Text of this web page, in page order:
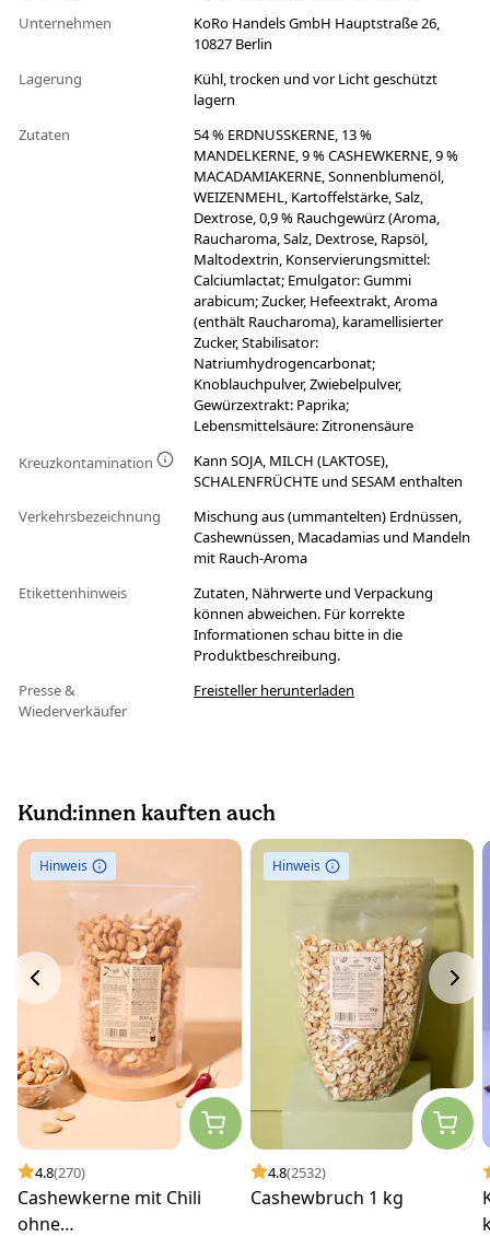
Unternehmen
KoRo Handels GmbH Hauptstraße 26,
10827 Berlin
Lagerung
Kühl, trocken und vor Licht geschützt
lagern
Zutaten
54 % ERDNUSSKERNE, 13 %
MANDELKERNE, 9 % CASHEWKERNE, 9 %
MACADAMIAKERNE, Sonnenblumenöl,
WEIZENMEHL, Kartoffelstärke, Salz,
Dextrose, 0,9 % Rauchgewürz (Aroma,
Raucharoma, Salz, Dextrose, Rapsöl,
Maltodextrin, Konservierungsmittel:
Calciumlactat; Emulgator: Gummi
arabicum; Zucker, Hefeextrakt, Aroma
(enthält Raucharoma), karamellisierter
Zucker, Stabilisator:
Natriumhydrogencarbonat;
Knoblauchpulver, Zwiebelpulver,
Gewürzextrakt: Paprika;
Lebensmittelsäure: Zitronensäure
Kreuzkontamination
Kann SOJA, MILCH (LAKTOSE),
SCHALENFRÜCHTE und SESAM enthalten
Verkehrsbezeichnung
Mischung aus (ummantelten) Erdnüssen,
Cashewnüssen, Macadamias und Mandeln
mit Rauch-Aroma
Etikettenhinweis
Zutaten, Nährwerte und Verpackung
können abweichen. Für korrekte
Informationen schau bitte in die
Produktbeschreibung.
Presse &
Wiederverkäufer
Freisteller herunterladen
Kund:innen kauften auch
Hinweis
4.8(270)
Cashewkerne mit Chili
ohne
Hinweis
4.8(2532)
Cashewbruch 1 kg